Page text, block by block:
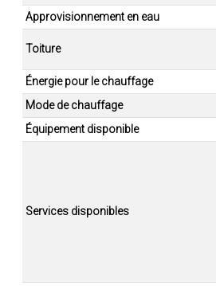
Approvisionnement en eau
Toiture
Énergie pour le chauffage
Mode de chauffage
Équipement disponible
Services disponibles